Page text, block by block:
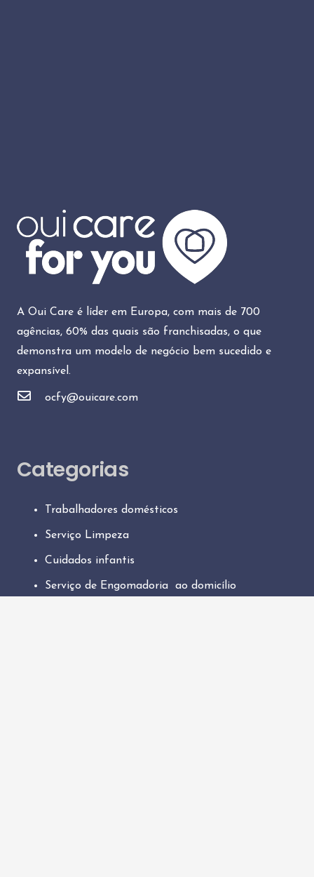
A Oui Care é líder em Europa, com mais de 700
agências, 60% das quais são franchisadas, o que
demonstra um modelo de negócio bem sucedido e
expansível.
ocfy@ouicare.com
Categorias
Trabalhadores domésticos
Serviço Limpeza
Cuidados infantis
Serviço de Engomadoria ao domicílio